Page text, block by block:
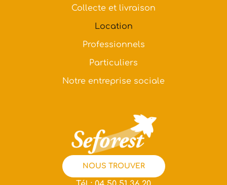
Collecte et livraison
Location
Professionnels
Particuliers
Notre entreprise sociale
NOUS TROUVER